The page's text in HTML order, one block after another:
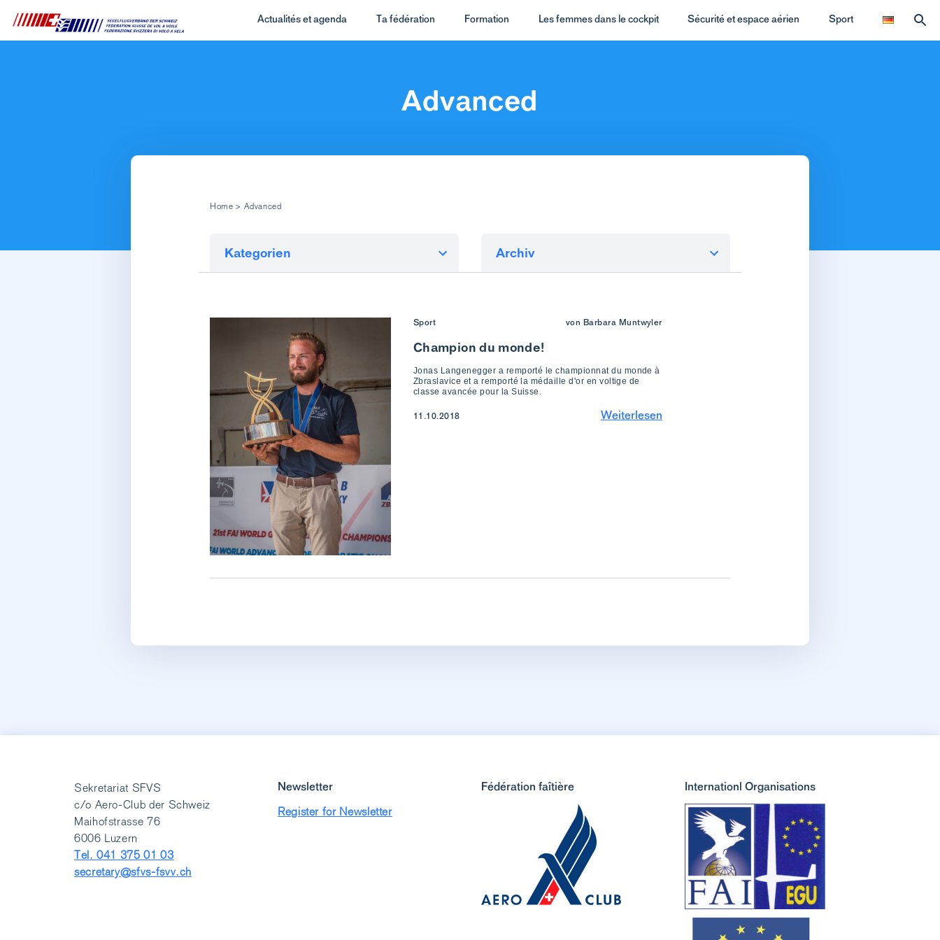
Actualités et agenda Ta fédération Formation Les femmes dans le cockpit Sécurité et espace aérien Sport
Advanced
Home > Advanced
Kategorien Archiv
Sport von Barbara Muntwyler
Champion du monde!
Jonas Langenegger a remporté le championnat du monde à
Zbraslavice et a remporté la médaille d'or en voltige de
classe avancée pour la Suisse.
11.10.2018 Weiterlesen
Sekretariat SFVS
c/o Aero-Club der Schweiz
Maihofstrasse 76
6006 Luzern
Tel. 041 375 01 03
secretary@sfvs-fsvv.ch
Newsletter
Register for Newsletter
Fédération faîtière Internationl Organisations